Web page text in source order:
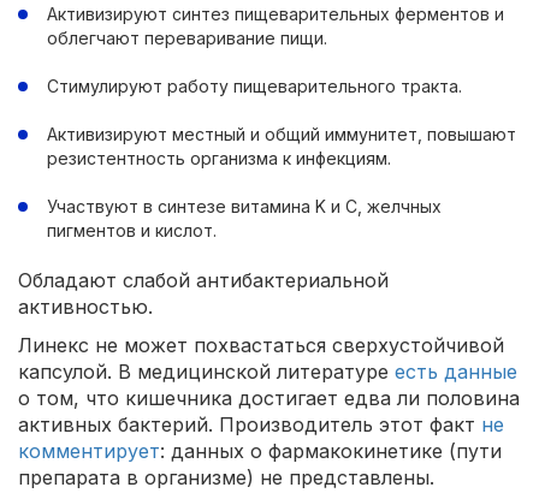
Активизируют синтез пищеварительных ферментов и
облегчают переваривание пищи.
Стимулируют работу пищеварительного тракта.
Активизируют местный и общий иммунитет, повышают
резистентность организма к инфекциям.
Участвуют в синтезе витамина K и C, желчных
пигментов и кислот.
Обладают слабой антибактериальной
активностью.
Линекс не может похвастаться сверхустойчивой
капсулой. В медицинской литературе есть данные
о том, что кишечника достигает едва ли половина
активных бактерий. Производитель этот факт не
комментирует: данных о фармакокинетике (пути
препарата в организме) не представлены.